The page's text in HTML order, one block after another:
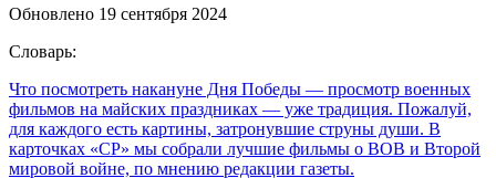
Обновлено 19 сентября 2024
Словарь:
Что посмотреть накануне Дня Победы — просмотр военных
фильмов на майских праздниках — уже традиция. Пожалуй,
для каждого есть картины, затронувшие струны души. В
карточках «СР» мы собрали лучшие фильмы о ВОВ и Второй
мировой войне, по мнению редакции газеты.